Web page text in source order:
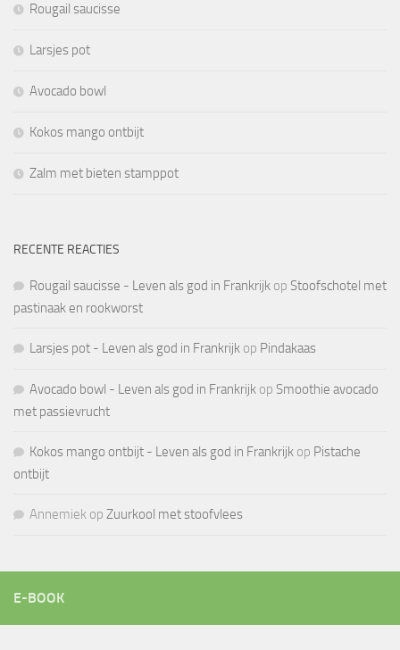
Rougail saucisse
Larsjes pot
Avocado bowl
Kokos mango ontbijt
Zalm met bieten stamppot
RECENTE REACTIES
Rougail saucisse - Leven als god in Frankrijk op Stoofschotel met
pastinaak en rookworst
Larsjes pot - Leven als god in Frankrijk op Pindakaas
Avocado bowl - Leven als god in Frankrijk op Smoothie avocado
met passievrucht
Kokos mango ontbijt - Leven als god in Frankrijk op Pistache
ontbijt
Annemiek op Zuurkool met stoofvlees
E-BOOK